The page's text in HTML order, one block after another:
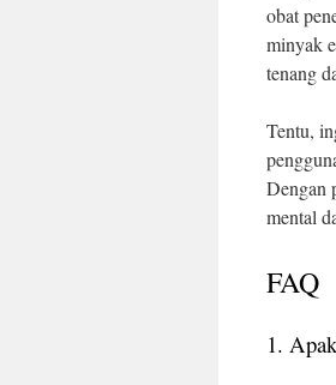
obat
minyak
tenang
Tentu,
Dengan
mental
FAQ
1.